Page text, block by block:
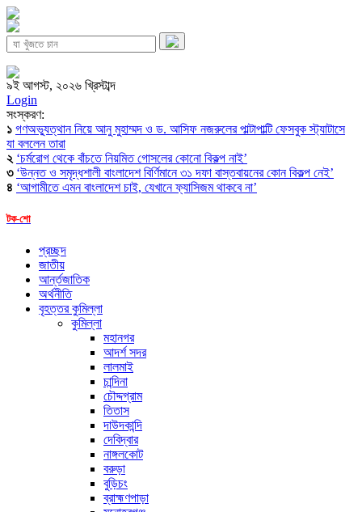
৯ই আগস্ট, ২০২৬ খ্রিস্টাব্দ
Login
সংস্করণ:
১ গণঅভ্যুত্থান নিয়ে আনু মুহাম্মদ ও ড. আসিফ নজরুলের পাল্টাপাল্টি ফেসবুক স্ট্যাটাসে
যা বললেন তারা
২ ‘চর্মরোগ থেকে বাঁচতে নিয়মিত গোসলের কোনো বিকল্প নাই’
৩ ‘উন্নত ও সমৃদ্ধশালী বাংলাদেশ বির্ণিমানে ৩১ দফা বাস্তবায়নের কোন বিকল্প নেই’
৪ ‘আগামীতে এমন বাংলাদেশ চাই, যেখানে ফ্যাসিজম থাকবে না’
টক-শো
প্রচ্ছদ
জাতীয়
আর্ন্তজাতিক
অর্থনীতি
বৃহত্তর কুমিল্লা
কুমিল্লা
মহানগর
আদর্শ সদর
লালমাই
চান্দিনা
চৌদ্দগ্রাম
তিতাস
দাউদকান্দি
দেবিদ্বার
নাঙ্গলকোট
বরুড়া
বুড়িচং
ব্রাহ্মণপাড়া